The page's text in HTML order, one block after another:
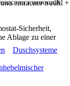
einfacher Strahl +
bei Fließdruck
Sicherheit,
Ablage zu einer
Duschsysteme